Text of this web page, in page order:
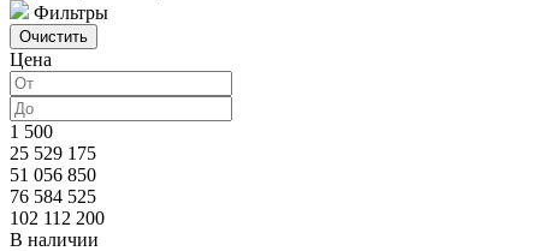
Фильтры
Цена
1 500
25 529 175
51 056 850
76 584 525
102 112 200
В наличии